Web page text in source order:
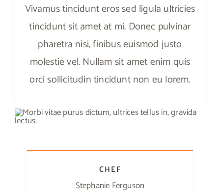
Vivamus tincidunt eros sed ligula ultricies
tincidunt sit amet at mi. Donec pulvinar
pharetra nisi, finibus euismod justo
molestie vel. Nullam sit amet enim quis
orci sollicitudin tincidunt non eu lorem.
CHEF
Stephanie Ferguson